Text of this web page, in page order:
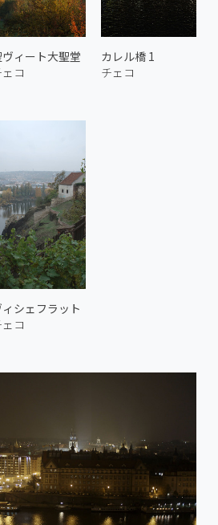
ィート大聖堂
コ
カレル橋 1
チェコ
ィシェフラット
コ